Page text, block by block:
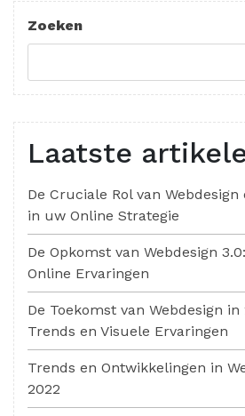
bericht
Zoeken
Laatste
De Cruciale Rol van
in uw Online Strategie
De Opkomst van Webdesign
Online Ervaringen
De Toekomst van Webdesign
Trends en Visuele Ervaringen
Trends en Ontwikkelingen in
2022